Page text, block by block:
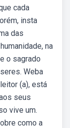
cada
insta
das
na
o sagrado
Weba
(a), está
seus
vive um.
como a